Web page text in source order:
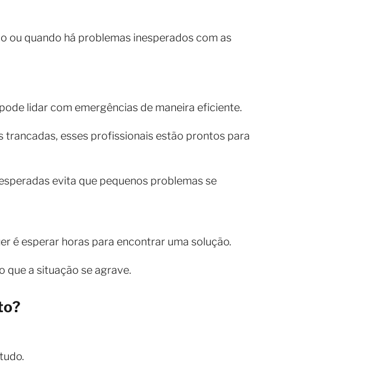
ou quando há problemas inesperados com as
lidar com emergências de maneira eficiente.
esses profissionais estão prontos para
evita que pequenos problemas se
é esperar horas para encontrar uma solução.
que a situação se agrave.